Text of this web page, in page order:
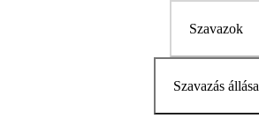
Szavazok
Szavazás állása